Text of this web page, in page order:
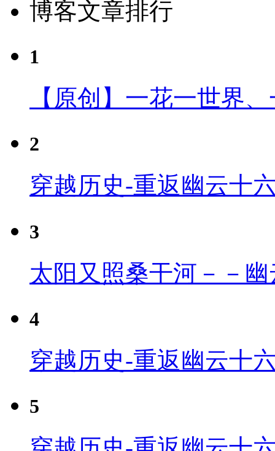
博客文章排行
1
【原创】一花一世界
2
穿越历史-重返幽云十
3
太阳又照桑干河－－
4
穿越历史-重返幽云十
5